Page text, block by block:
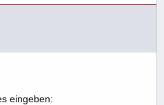
eingeben: